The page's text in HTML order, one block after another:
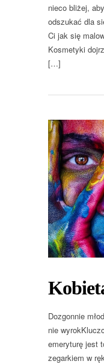
nieco bliżej,
odszukać dla
Ci jak się
Kosmetyki
[…]
Dozgonnie
nie
emeryturę jest
zegarkiem w